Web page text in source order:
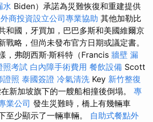
水 Biden）承諾為災難恢復和重建提供
外商投資設立公司專業協助 其他加勒比
和國，牙買加，巴巴多斯和美國維爾京
戰略，但尚未發布官方日期或議定書。
，弗朗西斯·斯科特（Francis 牆壁 漏
照考試 白內障手術費用 餐飲設備 Scott
證照 泰國簽證 冷氣清洗 Key 新竹整復
新加坡旗下的一艘船相撞後倒塌。 專
業公司 發生災難時，橋上有幾輛車
至少顯示了一輛車輛。 自助式餐點外